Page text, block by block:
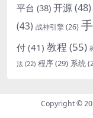
平台 (38) 开源(48)
(43) 战神引擎(26)
付 (41) 教程 (55)
法 (22) 程序(29) 系统
Copyright ©